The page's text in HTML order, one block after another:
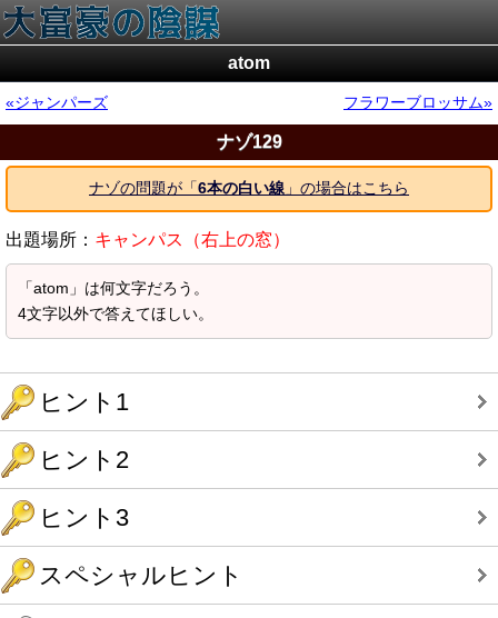
atom
ジャンパーズ フラワーブロッサム
ナゾ129
ナゾの問題が「6本の白い線 」の場合はこちら
出題場所： キャンパス（右上の窓）
「atom」は何文字だろう。
4文字以外で答えてほしい。
ヒント1
ヒント2
ヒント3
スペシャルヒント